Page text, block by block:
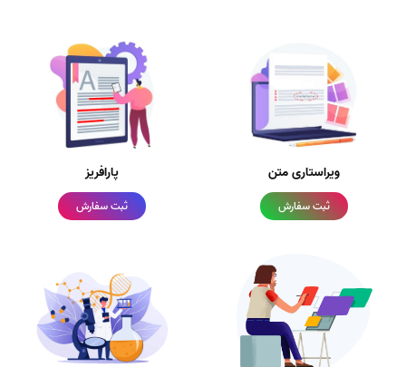
ویراستاری متن
ثبت سفارش
پارافریز
ثبت سفارش